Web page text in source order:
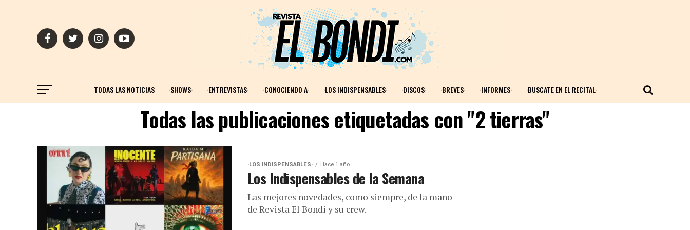
TODAS LAS NOTICIAS ·SHOWS· ·ENTREVISTAS· ·CONOCIENDO A· ·LOS INDISPENSABLES· ·DISCOS· ·BREVES· ·INFORMES· ·BUSCATE EN EL RECITAL·
Todas las publicaciones etiquetadas con "2 tierras"
·LOS INDISPENSABLES· Hace 1 año
Los Indispensables de la Semana
Las mejores novedades, como siempre, de la mano
de Revista El Bondi y su crew.